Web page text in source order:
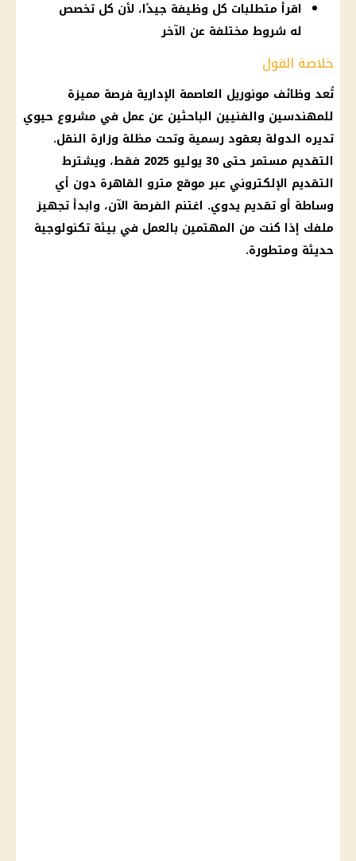
اقرأ متطلبات كل وظيفة جيدًا، لأن كل تخصص
له شروط مختلفة عن الآخر
خلاصة القول
تُعد وظائف مونوريل العاصمة الإدارية فرصة مميزة
للمهندسين والفنيين الباحثين عن عمل في مشروع حيوي
تديره الدولة بعقود رسمية وتحت مظلة وزارة النقل.
التقديم مستمر حتى 30
يوليو 2025
فقط، ويشترط
التقديم الإلكتروني عبر موقع مترو القاهرة دون أي
وساطة أو تقديم يدوي. اغتنم الفرصة الآن، وابدأ تجهيز
ملفك إذا كنت من المهتمين بالعمل في بيئة تكنولوجية
حديثة ومتطورة.